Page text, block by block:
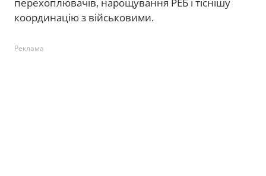
координацію з військовими.
Реклама